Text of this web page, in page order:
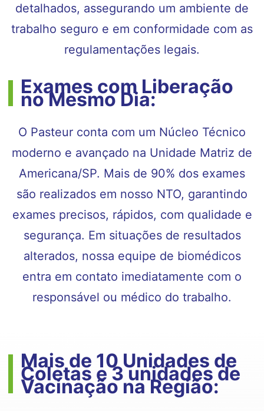
detalhados, assegurando um ambiente de
trabalho seguro e em conformidade com as
regulamentações legais.
Exames com Liberação
no Mesmo Dia:
O Pasteur conta com um Núcleo Técnico
moderno e avançado na Unidade Matriz de
Americana/SP. Mais de 90% dos exames
são realizados em nosso NTO, garantindo
exames precisos, rápidos, com qualidade e
segurança. Em situações de resultados
alterados, nossa equipe de biomédicos
entra em contato imediatamente com o
responsável ou médico do trabalho.
Mais de 10 Unidades de
Coletas e 3 unidades de
Vacinação na Região: